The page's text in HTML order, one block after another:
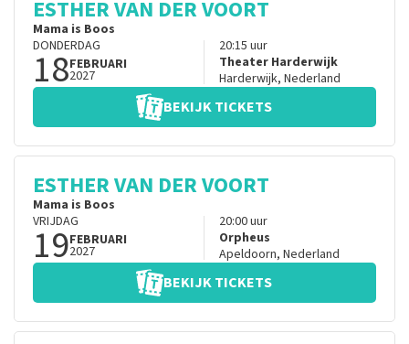
ESTHER VAN DER VOORT
Mama is Boos
DONDERDAG
18FEBRUARI
2027
20:15 uur
Theater Harderwijk
Harderwijk, Nederland
BEKIJK TICKETS
ESTHER VAN DER VOORT
Mama is Boos
VRIJDAG
19FEBRUARI
2027
20:00uur
Orpheus
Apeldoorn, Nederland
BEKIJK TICKETS